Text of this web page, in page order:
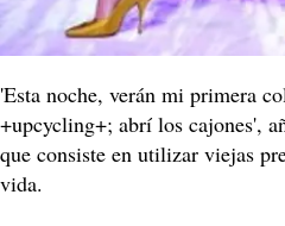
'Esta noche, verán mi primera
+upcycling+; abrí los cajones',
que consiste en utilizar viejas
vida.